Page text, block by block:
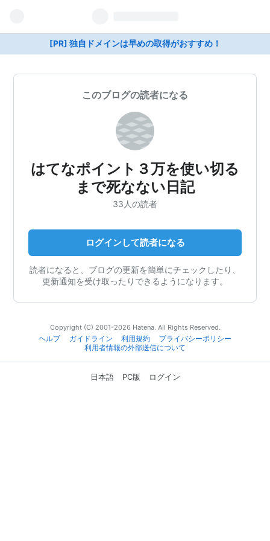
[PR] 独自ドメインは早めの取得がおすすめ！
このブログの読者になる
はてなポイント３万を使い切る
まで死なない日記
33人の読者
ログインして読者になる
読者になると、ブログの更新を簡単にチェックしたり、
更新通知を受け取ったりできるようになります。
Copyright (C) 2001-2026 Hatena. All Rights Reserved.
ヘルプ
ガイドライン 利用規約
プライバシーポリシー
利用者情報の外部送信について
日本語 PC版 ログイン